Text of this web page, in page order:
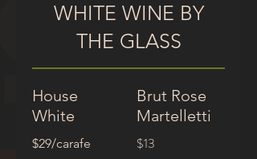
WHITE WINE BY
THE GLASS
House
White
$29/carafe
Brut Rose
Martelletti
$13